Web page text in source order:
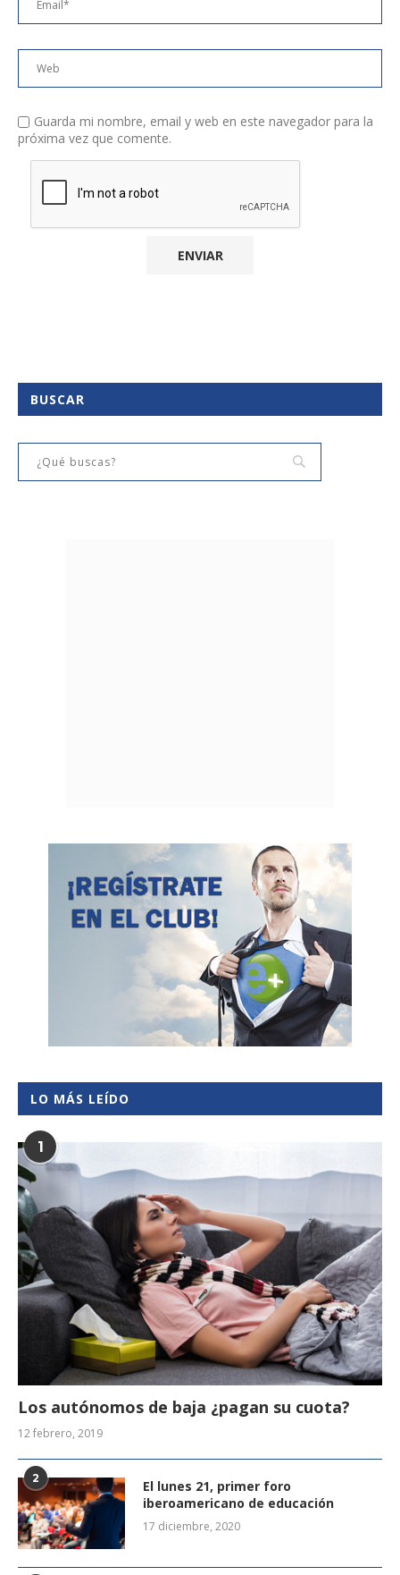
Guarda mi nombre, email y web en este navegador para la
próxima vez que comente.
BUSCAR
LO MÁS LEÍDO
1
Los autónomos de baja ¿pagan su cuota?
12 febrero, 2019
2
El lunes 21, primer foro
iberoamericano de educación
17 diciembre, 2020